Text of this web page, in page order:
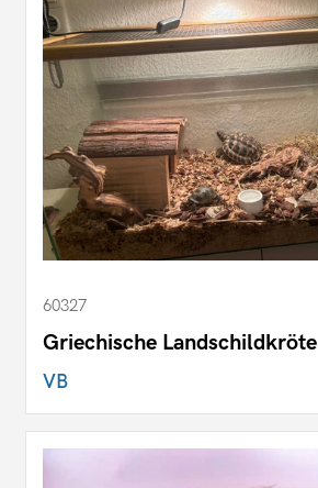
60327
Griechische Landschildkröte
VB